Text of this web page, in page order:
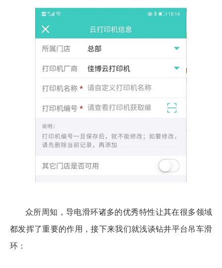
众所周知，导电滑环诸多的优秀特性让其在很多领域
都发挥了重要的作用，接下来我们就浅谈钻井平台吊车滑
环：